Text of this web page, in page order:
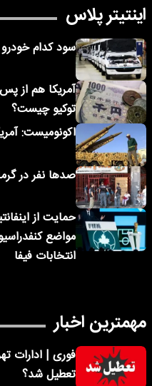
اینتیتر پلاس
سود کدام خودرو
آمریکا هم از
توکیو چیست؟
اکونومیست:
صدها نفر در
حمایت از
مواضع
انتخابات فیفا
مهمترین اخبار
تعطیل شد؟